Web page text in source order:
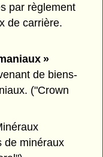
par règlement
de carrière.
»
de biens-
("Crown
de minéraux